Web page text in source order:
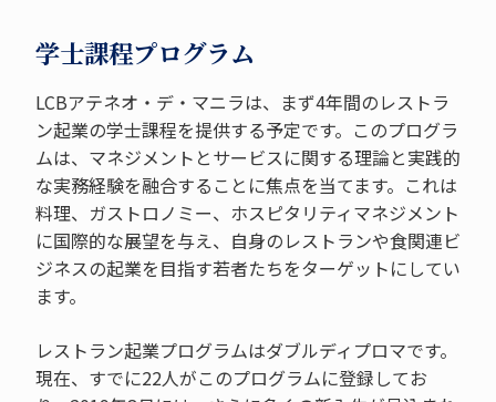
学士課程プログラム
LCBアテネオ・デ・マニラは、まず4年間のレストラ
ン起業の学士課程を提供する予定です。このプログラ
ムは、マネジメントとサービスに関する理論と実践的
な実務経験を融合することに焦点を当てます。これは
料理、ガストロノミー、ホスピタリティマネジメント
に国際的な展望を与え、自身のレストランや食関連ビ
ジネスの起業を目指す若者たちをターゲットにしてい
ます。
レストラン起業プログラムはダブルディプロマです。
現在、すでに22人がこのプログラムに登録してお